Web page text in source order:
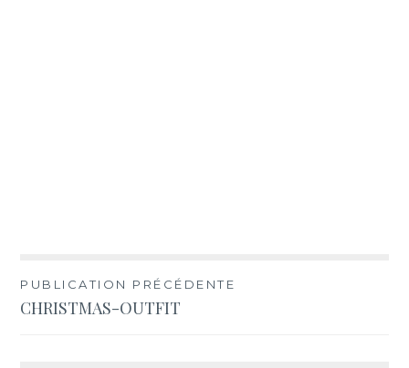
Navigation
de
PUBLICATION PRÉCÉDENTE
CHRISTMAS-OUTFIT